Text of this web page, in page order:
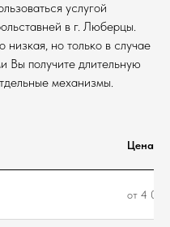
услугой
в г. Люберцы.
но только в случае
Вы получите длительную
механизмы.
Цена
от 4